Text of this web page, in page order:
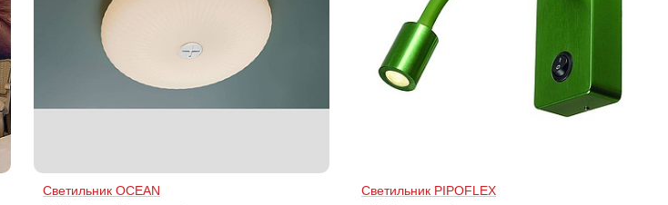
Светильник OCEAN
Светильник PIPOFLEX